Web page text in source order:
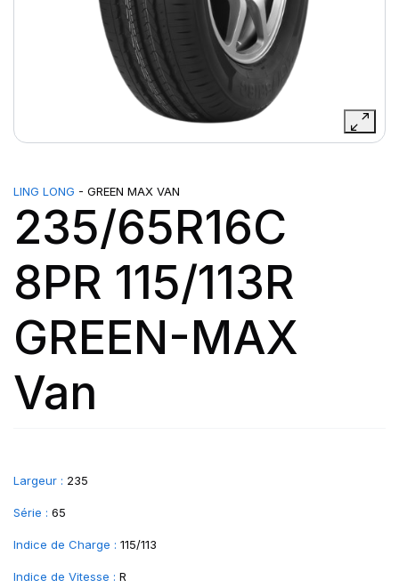
LING LONG - GREEN MAX VAN
235/65R16C
8PR 115/113R
GREEN-MAX
Van
Largeur : 235
Série : 65
Indice de Charge : 115/113
Indice de Vitesse : R